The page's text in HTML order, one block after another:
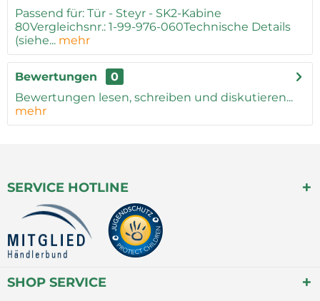
Passend für: Tür - Steyr - SK2-Kabine
80Vergleichsnr.: 1-99-976-060Technische Details
(siehe... mehr
Bewertungen
0
Bewertungen lesen, schreiben und diskutieren...
mehr
SERVICE HOTLINE
SHOP SERVICE